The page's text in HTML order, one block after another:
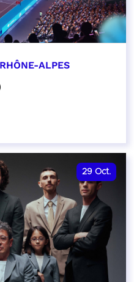
ALPES
29 Oct.